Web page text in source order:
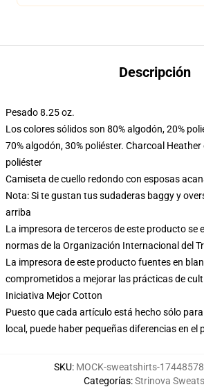
Descripción
Pesado 8.25 oz.
Los colores sólidos son 80% algodón, 20%
70% algodón, 30% poliéster. Charcoal Heather
poliéster
Camiseta de cuello redondo con esposas
Nota: Si te gustan tus sudaderas baggy y
arriba
La impresora de terceros de este producto se
normas de la Organización Internacional del
La impresora de este producto fuentes en
comprometidos a mejorar las prácticas de
Iniciativa Mejor Cotton
Puesto que cada artículo está hecho sólo
local, puede haber pequeñas diferencias en el
SKU: MOCK-sweatshirts-
Categorías:Strinova